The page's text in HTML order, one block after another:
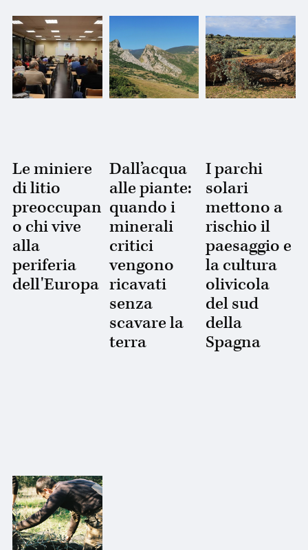
Le miniere
di litio
preoccupan
o chi vive
alla
periferia
dell'Europa
Dall’acqua
alle piante:
quando i
minerali
critici
vengono
ricavati
senza
scavare la
terra
I parchi
solari
mettono a
rischio il
paesaggio e
la cultura
olivicola
del sud
della
Spagna